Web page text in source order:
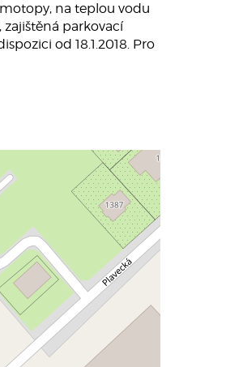
na teplou vodu
zajištěná parkovací
od 18.1.2018. Pro